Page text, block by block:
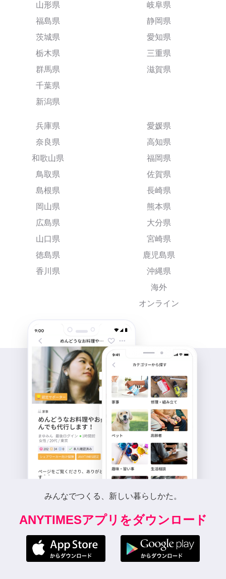
山形県
福島県
茨城県
栃木県
群馬県
千葉県
新潟県
岐阜県
静岡県
愛知県
三重県
滋賀県
兵庫県
奈良県
和歌山県
鳥取県
島根県
岡山県
広島県
山口県
徳島県
香川県
愛媛県
高知県
福岡県
佐賀県
長崎県
熊本県
大分県
宮崎県
鹿児島県
沖縄県
海外
オンライン
みんなでつくる、新しい暮らしかた。
ANYTIMESアプリをダウンロード